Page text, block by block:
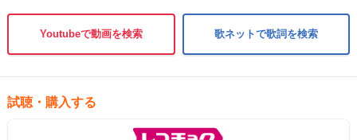
Youtubeで動画を検索 歌ネットで歌詞を検索
試聴・購入する